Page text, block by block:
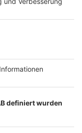
aller Zeiten
werden und noch
hat er aus
Handy, mit dem
von